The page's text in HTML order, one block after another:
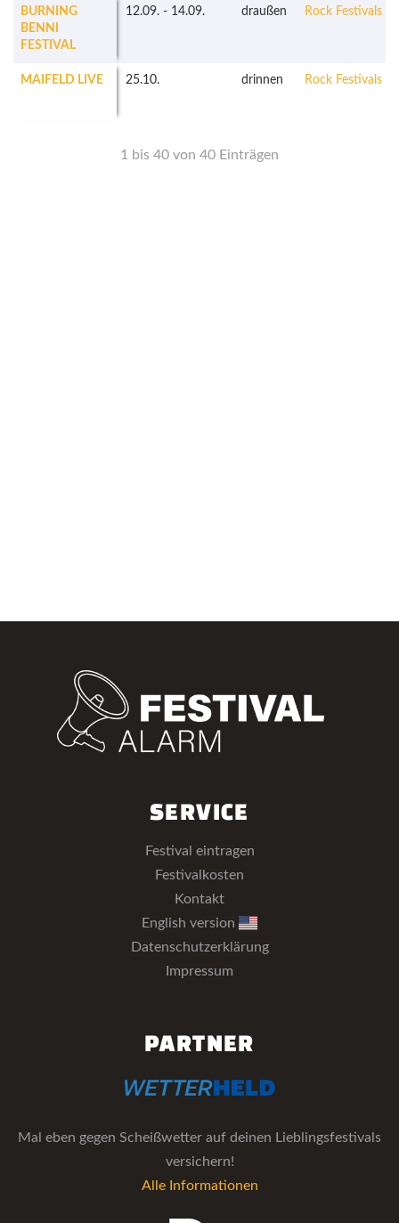
BURNING
BENNI
FESTIVAL
12.09. - 14.09. draußen Rock Festivals
MAIFELD LIVE 25.10. drinnen Rock Festivals
1 bis 40 von 40 Einträgen
SERVICE
Festival eintragen
Festivalkosten
Kontakt
English version
Datenschutzerklärung
Impressum
PARTNER
Mal eben gegen Scheißwetter auf deinen Lieblingsfestivals
versichern!
Alle Informationen